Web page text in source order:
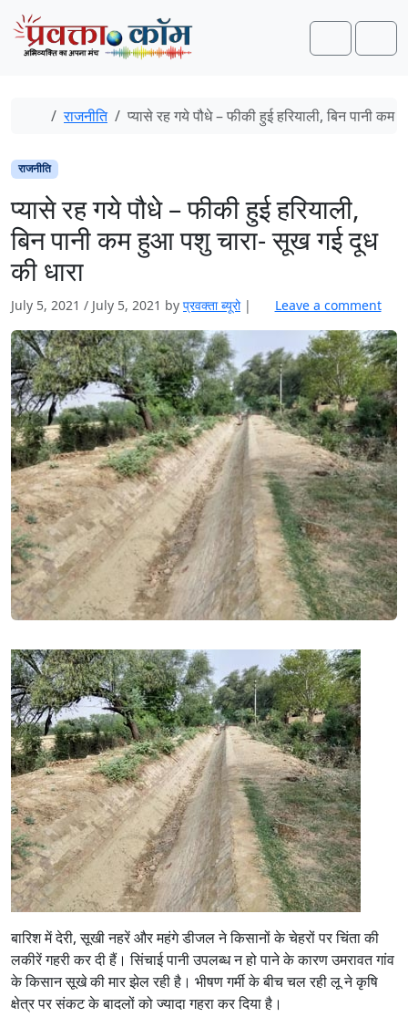
Skip to content
Skip to footer
Search
Home
राजनीति प्यासे रह गये पौधे – फीकी हुई हरियाली, बिन पानी
राजनीति
प्यासे रह गये पौधे – फीकी हुई हरियाली,
बिन पानी कम हुआ पशु चारा- सूख गई दूध
की धारा
July 5, 2021 / July 5, 2021 by प्रवक्‍ता ब्यूरो | Leave a comment
बारिश में देरी, सूखी नहरें और महंगे डीजल ने किसानों के चेहरों पर चिंता की
लकीरें गहरी कर दी हैं। सिंचाई पानी उपलब्ध न हो पाने के कारण उमरावत गांव
के किसान सूखे की मार झेल रही है। भीषण गर्मी के बीच चल रही लू ने कृषि
क्षेत्र पर संकट के बादलों को ज्यादा गहरा कर दिया है।